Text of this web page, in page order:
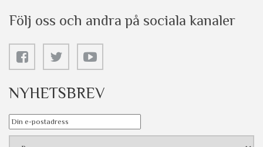
Följ oss och andra på sociala kanaler
NYHETSBREV